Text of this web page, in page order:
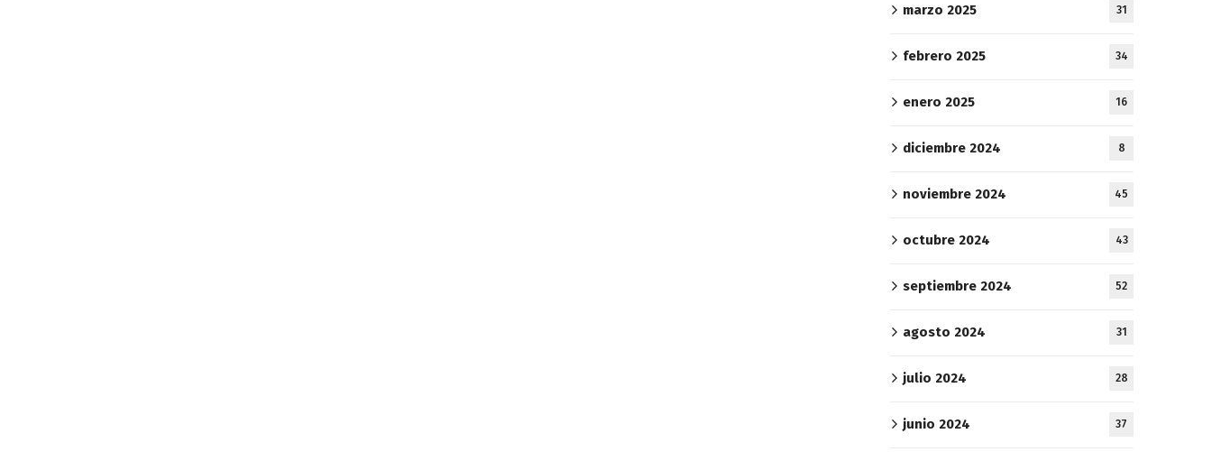
marzo 2025 31
febrero 2025 34
enero 2025 16
diciembre 2024 8
noviembre 2024 45
octubre 2024 43
septiembre 2024 52
agosto 2024 31
julio 2024 28
junio 2024 37